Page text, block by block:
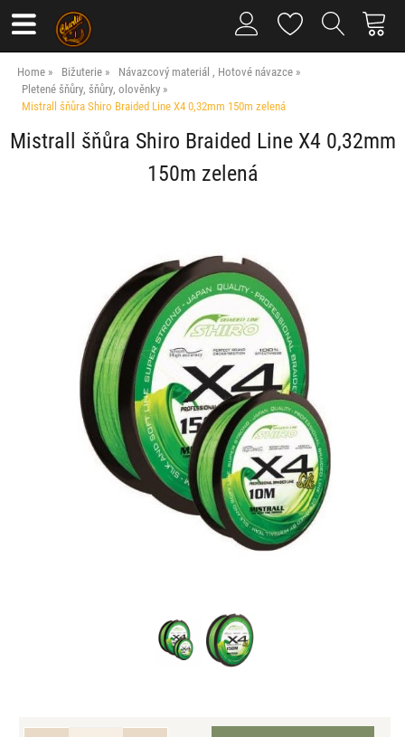
Home Bižuterie
Návazcový materiál , Hotové návazce
Pletené šňůry, šňůry, olověnky
Mistrall šňůra Shiro Braided Line X4 0,32mm 150m zelená
Mistrall šňůra Shiro Braided Line X4 0,32mm
150m zelená